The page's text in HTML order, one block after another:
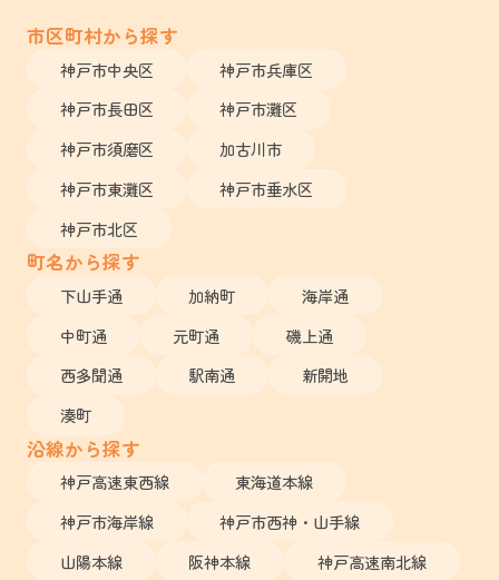
市区町村から探す
神戸市中央区
神戸市兵庫区
神戸市長田区
神戸市灘区
神戸市須磨区
加古川市
神戸市東灘区
神戸市垂水区
神戸市北区
町名から探す
下山手通 加納町
海岸通
中町通
元町通
磯上通
西多聞通
駅南通
新開地
湊町
沿線から探す
神戸高速東西線
東海道本線
神戸市海岸線
神戸市西神・山手線
山陽本線
阪神本線
神戸高速南北線